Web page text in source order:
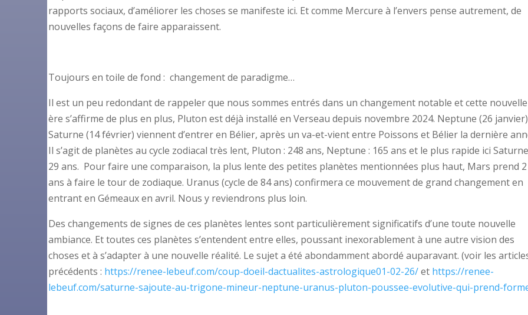
rapports sociaux, d’améliorer les choses se manifeste ici. Et comme Mercure à l’envers pense autrement, de
nouvelles façons de faire apparaissent.
Toujours en toile de fond : changement de paradigme…
Il est un peu redondant de rappeler que nous sommes entrés dans un changement notable et cette nouvelle
ère s’affirme de plus en plus, Pluton est déjà installé en Verseau depuis novembre 2024. Neptune (26
Saturne (14 février) viennent d’entrer en Bélier, après un va-et-vient entre Poissons et Bélier la dernière
Il s’agit de planètes au cycle zodiacal très lent, Pluton : 248 ans, Neptune : 165 ans et le plus rapide ici
29 ans. Pour faire une comparaison, la plus lente des petites planètes mentionnées plus haut, Mars prend 2
ans à faire le tour de zodiaque. Uranus (cycle de 84 ans) confirmera ce mouvement de grand changement en
entrant en Gémeaux en avril. Nous y reviendrons plus loin.
Des changements de signes de ces planètes lentes sont particulièrement significatifs d’une toute nouvelle
ambiance. Et toutes ces planètes s’entendent entre elles, poussant inexorablement à une autre vision des
choses et à s’adapter à une nouvelle réalité. Le sujet a été abondamment abordé auparavant. (voir les
précédents : https://renee-lebeuf.com/coup-doeil-dactualites-astrologique01-02-26/et https://renee-
lebeuf.com/saturne-sajoute-au-trigone-mineur-neptune-uranus-pluton-poussee-evolutive-qui-prend-